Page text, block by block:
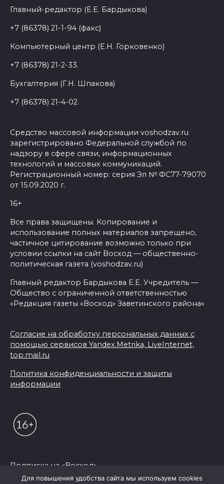
Главный-редактор (Е.Е. Бардыкова)
+7 (86378) 21-1-94 (факс)
Компьютерный центр (Е.Н. Горковенко)
+7 (86378) 21-2-33.
Бухгалтерия (Г.Н. Шпакова)
+7 (86378) 21-4-02.
Средство массовой информации voshodzav.ru
зарегистрировано Федеральной службой по
надзору в сфере связи, информационных
технологий и массовых коммуникаций.
Регистрационный номер: серия Эл № ФС77-79070
от 15.09.2020 г.
16+
Все права защищены. Копирование и
использование полных материалов запрещено,
частичное цитирование возможно только при
условии ссылки на сайт Восход — общественно-
политическая газета (voshodzav.ru)
Главный редактор Бардыкова Е.Е. Учредитель —
Общество с ограниченной ответственностью
«Редакция газеты «Восход» Заветинского района»
Согласие на обработку персональных данных с
помощью сервисов Yandex.Metrika, LiveInternet,
top.mail.ru
Политика конфиденциальности и защиты
информации
Подписка на «Восход»
Для повышения удобства сайта мы используем cookies